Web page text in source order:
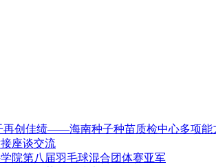
再创佳绩——海南种子种苗质检中心多项能
座谈交流
院第八届羽毛球混合团体赛亚军